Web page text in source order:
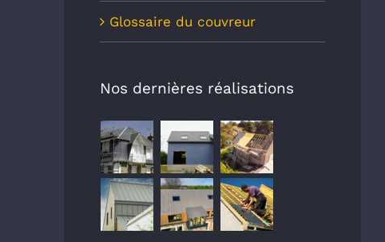
Glossaire du couvreur
Nos dernières réalisations